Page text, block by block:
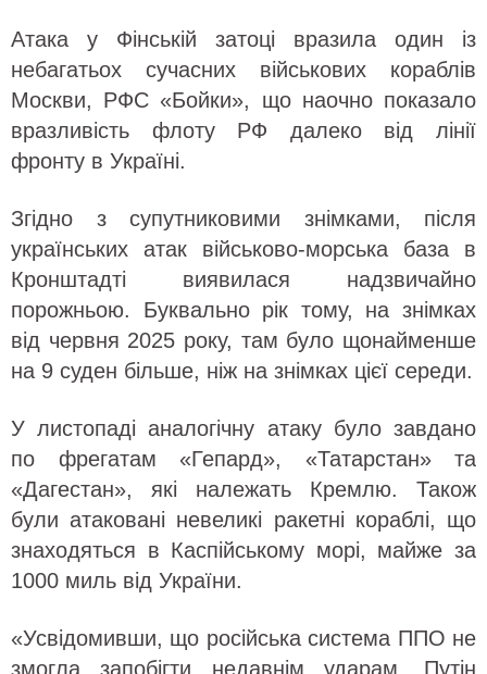
Атака у Фінській затоці вразила один із
небагатьох сучасних військових кораблів
Москви, РФС «Бойки», що наочно показало
вразливість флоту РФ далеко від лінії
фронту в Україні.
Згідно з супутниковими знімками, після
українських атак військово-морська база в
Кронштадті виявилася надзвичайно
порожньою. Буквально рік тому, на знімках
від червня 2025 року, там було щонайменше
на 9 суден більше, ніж на знімках цієї середи.
У листопаді аналогічну атаку було завдано
по фрегатам «Гепард», «Татарстан» та
«Дагестан», які належать Кремлю. Також
були атаковані невеликі ракетні кораблі, що
знаходяться в Каспійському морі, майже за
1000 миль від України.
«Усвідомивши, що російська система ППО не
змогла запобігти недавнім ударам, Путін